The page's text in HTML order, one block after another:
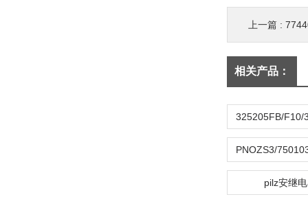
上一篇 :
相关产品：
pilz安继